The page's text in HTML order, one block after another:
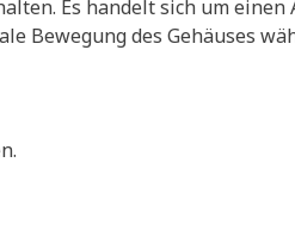
Es handelt sich um
Bewegung des Gehäuses